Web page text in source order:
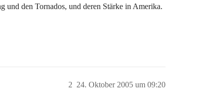
und den Tornados, und deren Stärke in Amerika.
24. Oktober 2005 um 09:20
2